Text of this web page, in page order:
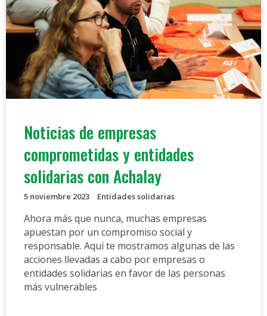
Noticias de empresas
comprometidas y entidades
solidarias con Achalay
5 noviembre 2023 Entidades solidarias
Ahora más que nunca, muchas empresas
apuestan por un compromiso social y
responsable. Aquí te mostramos algunas de las
acciones llevadas a cabo por empresas o
entidades solidarias en favor de las personas
más vulnerables